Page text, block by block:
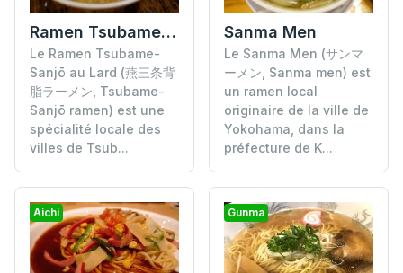
Ramen Tsubame-Sanjō au Lard
Le Ramen Tsubame-
Sanjō au Lard (燕三条背
脂ラーメン, Tsubame-
Sanjō ramen) est une
spécialité locale des
villes de Tsub...
Sanma Men
Le Sanma Men (サンマ
ーメン, Sanma men) est
un ramen local
originaire de la ville de
Yokohama, dans la
préfecture de K...
Aichi Gunma